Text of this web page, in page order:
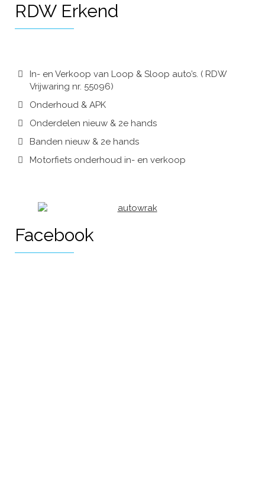
RDW Erkend
In- en Verkoop van Loop & Sloop auto’s. ( RDW
Vrijwaring nr. 55096)
Onderhoud & APK
Onderdelen nieuw & 2e hands
Banden nieuw & 2e hands
Motorfiets onderhoud in- en verkoop
Facebook